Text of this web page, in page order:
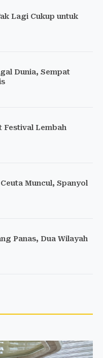
Lagi Cukup untuk
Dunia, Sempat
Festival Lembah
Muncul, Spanyol
Panas, Dua Wilayah